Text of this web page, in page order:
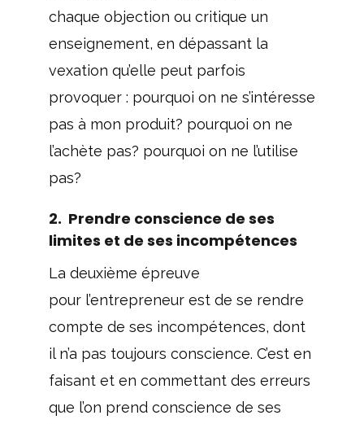
chaque objection ou critique un
enseignement, en dépassant la
vexation qu’elle peut parfois
provoquer : pourquoi on ne s’intéresse
pas à mon produit? pourquoi on ne
l’achète pas? pourquoi on ne l’utilise
pas?
2. Prendre conscience de ses
limites et de ses incompétences
La deuxième épreuve
pour l’entrepreneur est de se rendre
compte de ses incompétences, dont
il n’a pas toujours conscience. C’est en
faisant et en commettant des erreurs
que l’on prend conscience de ses